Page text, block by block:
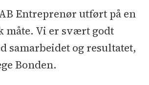
Entreprenør utført på en
måte. Vi er svært godt
samarbeidet og resultatet,
Bonden.